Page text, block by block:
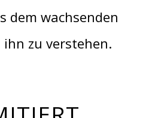
dem wachsenden
zu verstehen.